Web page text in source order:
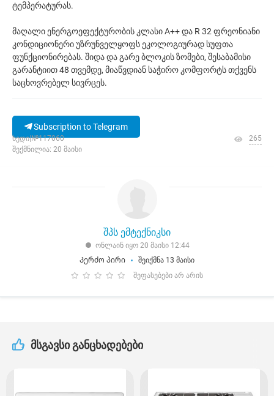
ტემპერატურას.
მაღალი ენერგოეფექტურობის კლასი A++ და R 32 ფრეონიანი
კონდიციონერი უზრუნველყოფს ეკოლოგიურად სუფთა
ფუნქციონირებას. შიდა და გარე ბლოკის ზომები, შესაბამისი
გარანტიით 48 თვემდე, მიაწვდიან საჭირო კომფორტს თქვენს
საცხოვრებელ სივრცეს.
Subscription to Telegram
ხედი|№117060
შექმნილია: 20 მაისი
265
შპს ემტექნიკსი
ონლაინ იყო 20 მაისი 12:44
Კერძო პირი
შეიქმნა 13 მაისი
შეფასებები არ არის
მსგავსი განცხადებები